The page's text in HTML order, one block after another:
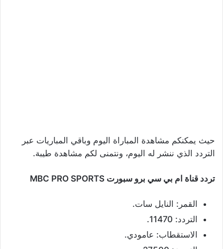
حيث يمكنكم مشاهدة المباراة اليوم وباقي المباريات عبر
التردد الذي ننشر له اليوم، ونتمنى لكم مشاهدة طيبة.
تردد قناة ام بي سي برو سبورت MBC PRO SPORTS
القمر: النايل سات.
التردد: 11470.
الاستقطاب: عامودي.